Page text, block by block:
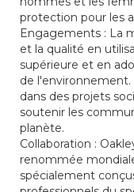
protection pour les
Engagements : La
et la qualité en
supérieure et en
de
dans des projets
soutenir les
planète.
Collaboration :
renommée
spécialement